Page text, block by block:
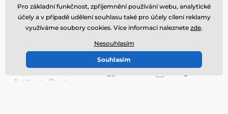
+420 603 968 981
info@bb-cream.cz
Kde nás najdete
Čeština
TikTok
Pinterest
Pro základní funkčnost, zpříjemnění používání webu, analytické
účely a v případě udělení souhlasu také pro účely cílení reklamy
využíváme soubory cookies. Více informací naleznete zde.
Nesouhlasím
Souhlasím